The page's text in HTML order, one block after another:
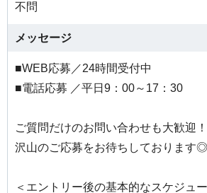
不問
メッセージ
■WEB応募／24時間受付中
■電話応募 ／平日9：00～17：30
ご質問だけのお問い合わせも大歓迎！
沢山のご応募をお待ちしております◎
＜エントリー後の基本的なスケジュ